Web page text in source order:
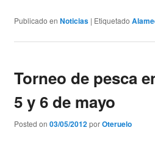
Publicado en Noticias | Etiquetado
Torneo de pesca
5 y 6 de mayo
Posted on 03/05/2012porOteruelo